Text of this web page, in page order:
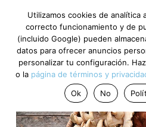
Utilizamos cookies de analítica
correcto funcionamiento y de
(incluido Google) pueden
datos para ofrecer anuncios
personalizar tu configuración.
o la página de términos y
Ok
No